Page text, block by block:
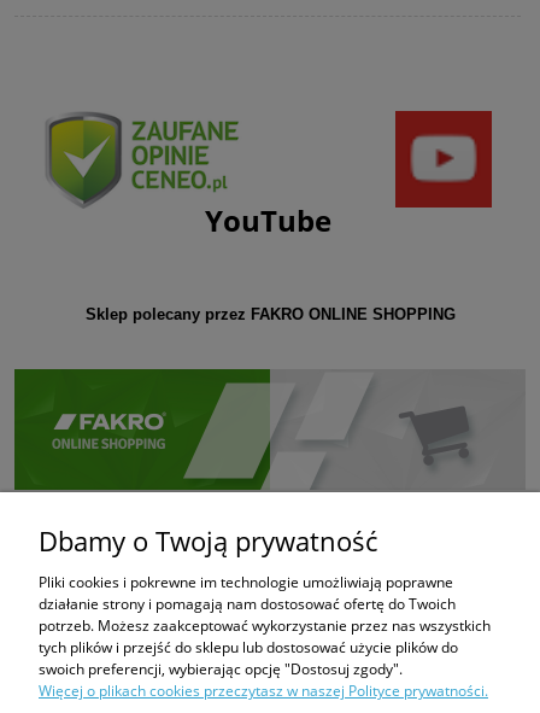
YouTube
Sklep polecany przez FAKRO ONLINE SHOPPING
Dbamy o Twoją prywatność
Pliki cookies i pokrewne im technologie umożliwiają poprawne
działanie strony i pomagają nam dostosować ofertę do Twoich
potrzeb. Możesz zaakceptować wykorzystanie przez nas wszystkich
tych plików i przejść do sklepu lub dostosować użycie plików do
swoich preferencji, wybierając opcję "Dostosuj zgody".
Więcej o plikach cookies przeczytasz w naszej Polityce prywatności.